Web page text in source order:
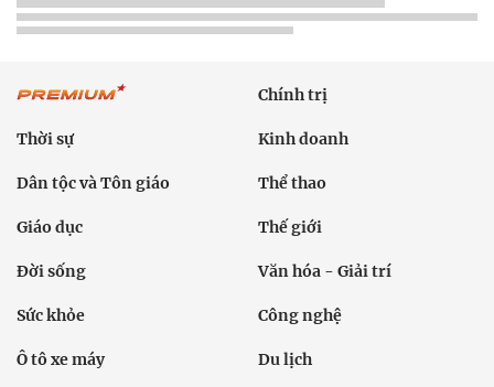
Chính trị
Thời sự Kinh doanh
Dân tộc và Tôn giáo Thể thao
Giáo dục Thế giới
Đời sống Văn hóa - Giải trí
Sức khỏe Công nghệ
Ô tô xe máy Du lịch